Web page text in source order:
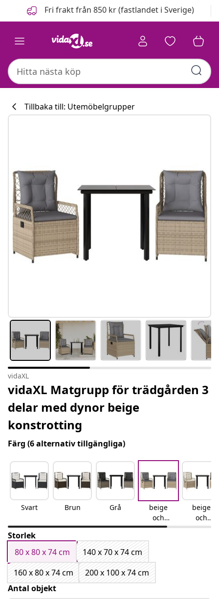
FöregåendeFri frakt från 850 kr (fastlandet i Sverige)
Tillbaka till: Utemöbelgrupper
vidaXL
vidaXL Matgrupp för trädgården 3
delar med dynor beige
konstrotting
Färg (6 alternativ tillgängliga)
Svart Brun Grå
beige
och
ljusgrå
beige
och
gräddvit
Storlek
80 x 80 x 74 cm
140 x 70 x 74 cm
160 x 80 x 74 cm
200 x 100 x 74 cm
Antal objekt